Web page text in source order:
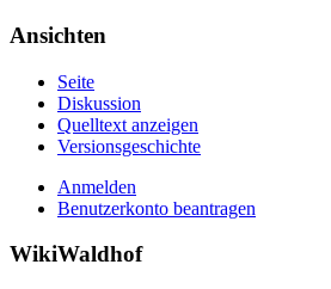
Ansichten
Seite
Diskussion
Quelltext anzeigen
Versionsgeschichte
Anmelden
Benutzerkonto beantragen
WikiWaldhof